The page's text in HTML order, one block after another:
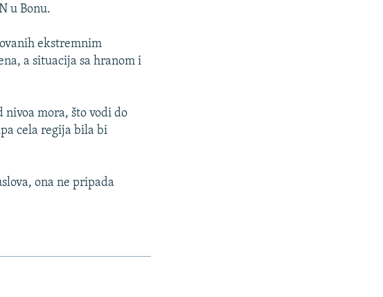
u Bonu.
ekstremnim
a situacija sa hranom i
mora, što vodi do
cela regija bila bi
ona ne pripada